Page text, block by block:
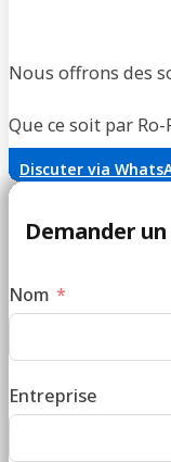
Nous offrons des
Que ce soit par
Discuter via
Demander
Nom
Entreprise